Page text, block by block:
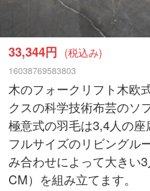
33,344円 (税込み)
16038769583803
木のフォークリフト木欧
クスの科学技術布芸のソ
極意式の羽毛は3,4人の
フルサイズのリビングル
み合わせによって大きい
CM）を組み立てます。